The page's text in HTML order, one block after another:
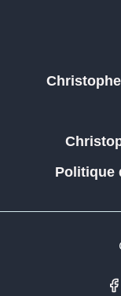
Politique